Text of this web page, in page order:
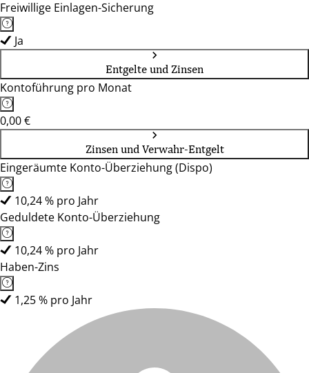
Freiwillige Einlagen-Sicherung
Ja
Entgelte und Zinsen
Kontoführung pro Monat
0,00 €
Zinsen und Verwahr-Entgelt
Eingeräumte Konto-Überziehung (Dispo)
10,24 % pro Jahr
Geduldete Konto-Überziehung
10,24 % pro Jahr
Haben-Zins
1,25 % pro Jahr